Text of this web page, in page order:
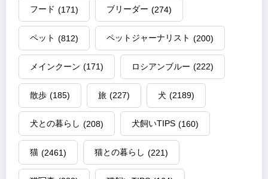
フード (171) ブリーダー (274)
ペット (812) ペットジャーナリスト (200)
メインクーン (171) ロシアンブルー (222)
散歩 (185) 旅 (227) 犬 (2189)
犬との暮らし (208) 犬飼いTIPS (160)
猫 (2461) 猫との暮らし (221)